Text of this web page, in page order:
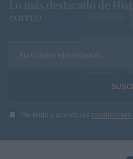
Lo más destacado de
correo
Tu correo electrónico...
He leído y acepto las condiciones